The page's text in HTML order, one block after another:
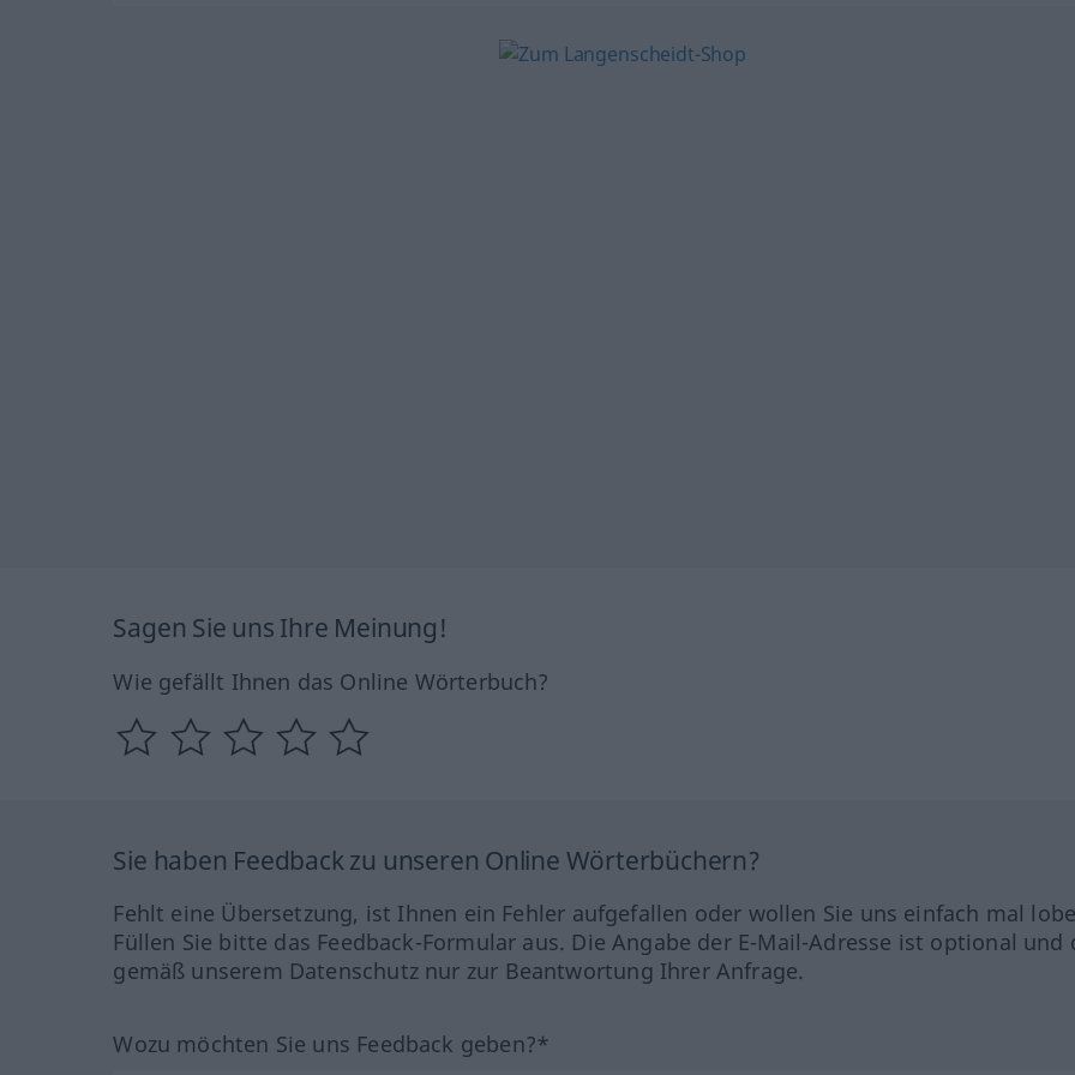
Sagen Sie uns Ihre Meinung!
Wie gefällt Ihnen das Online Wörterbuch?
Sie haben Feedback zu unseren Online Wörterbüchern?
Fehlt eine Übersetzung, ist Ihnen ein Fehler aufgefallen oder wollen Sie uns einfach mal
Füllen Sie bitte das Feedback-Formular aus. Die Angabe der E-Mail-Adresse ist optional und
gemäß unserem Datenschutz nur zur Beantwortung Ihrer Anfrage.
Wozu möchten Sie uns Feedback geben?*